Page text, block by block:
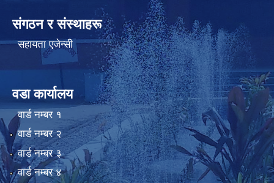
संगठन र संस्थाहरू
सहायता एजेन्सी
वडा कार्यालय
वार्ड न‌म्बर १
वार्ड न‌म्बर २
वार्ड न‌म्बर ३
वार्ड न‌म्बर ४